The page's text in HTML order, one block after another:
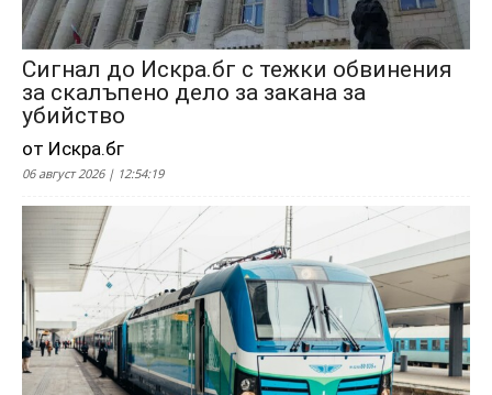
Сигнал до Искра.бг с тежки обвинения
за скалъпено дело за закана за
убийство
от Искра.бг
06 август 2026 | 12:54:19